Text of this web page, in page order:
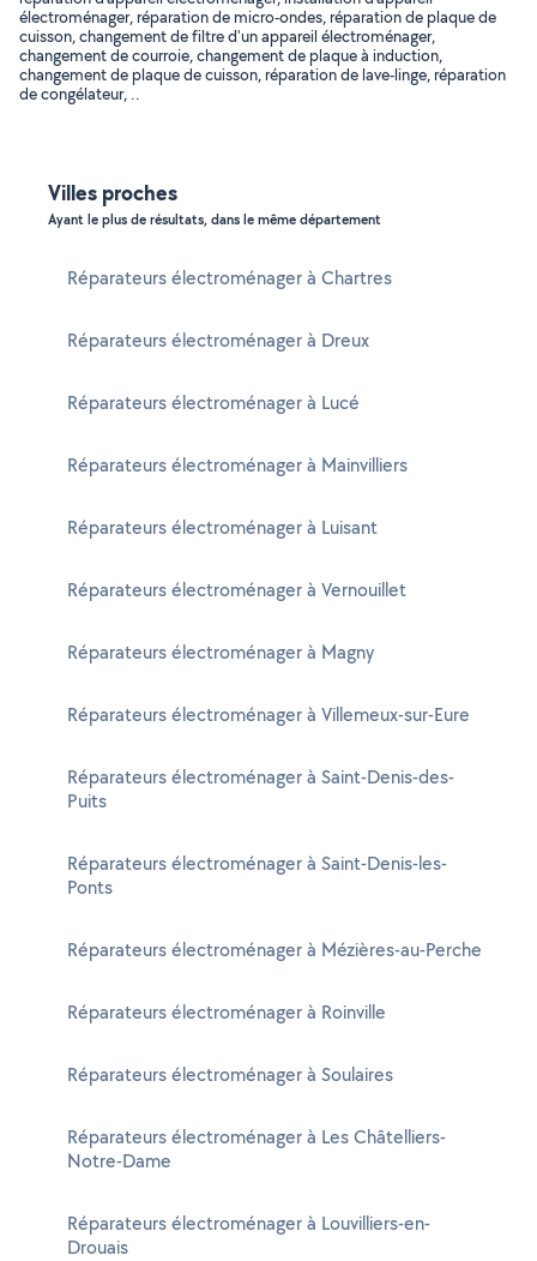
électroménager, réparation de micro-ondes, réparation de plaque de
cuisson, changement de filtre d'un appareil électroménager,
changement de courroie, changement de plaque à induction,
changement de plaque de cuisson, réparation de lave-linge, réparation
de congélateur, ..
Villes proches
Ayant le plus de résultats, dans le même département
Réparateurs électroménager à Chartres
Réparateurs électroménager à Dreux
Réparateurs électroménager à Lucé
Réparateurs électroménager à Mainvilliers
Réparateurs électroménager à Luisant
Réparateurs électroménager à Vernouillet
Réparateurs électroménager à Magny
Réparateurs électroménager à Villemeux-sur-Eure
Réparateurs électroménager à Saint-Denis-des-
Puits
Réparateurs électroménager à Saint-Denis-les-
Ponts
Réparateurs électroménager à Mézières-au-Perche
Réparateurs électroménager à Roinville
Réparateurs électroménager à Soulaires
Réparateurs électroménager à Les Châtelliers-
Notre-Dame
Réparateurs électroménager à Louvilliers-en-
Drouais